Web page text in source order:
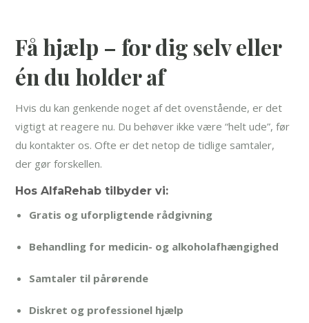
Få hjælp – for dig selv eller
én du holder af
Hvis du kan genkende noget af det ovenstående, er det
vigtigt at reagere nu. Du behøver ikke være “helt ude”, før
du kontakter os. Ofte er det netop de tidlige samtaler,
der gør forskellen.
Hos AlfaRehab tilbyder vi:
Gratis og uforpligtende rådgivning
Behandling for medicin- og alkoholafhængighed
Samtaler til pårørende
Diskret og professionel hjælp